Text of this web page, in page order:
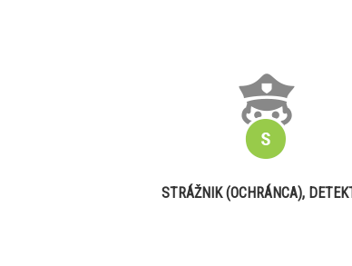
STRÁŽNIK (OCHRÁNCA),